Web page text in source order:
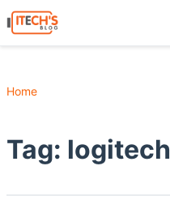
Home
Tag: logitech